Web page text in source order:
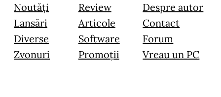
Noutăți
Lansări
Diverse
Zvonuri
Review
Articole
Software
Promoții
Despre autor
Contact
Forum
Vreau un PC